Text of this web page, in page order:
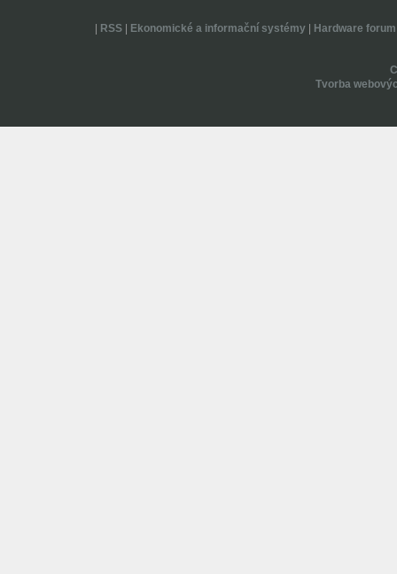
RSS| Ekonomické a informační systémy| Hardware forum
Tvorba